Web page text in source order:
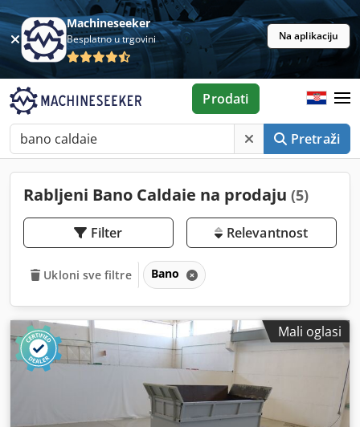
Machineseeker
Besplatno u trgovini Na aplikaciju
Pretraži
Prodati
Rabljeni Bano Caldaie na prodaju (5)
Filter Relevantnost
Ukloni sve filtre Bano
Mali oglasi